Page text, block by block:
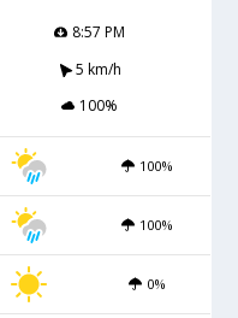
8:57 PM
5 km/h
100%
100%
100%
0%